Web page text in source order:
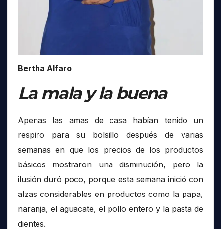
Bertha Alfaro
La mala y la buena
Apenas las amas de casa habían tenido un
respiro para su bolsillo después de varias
semanas en que los precios de los productos
básicos mostraron una disminución, pero la
ilusión duró poco, porque esta semana inició con
alzas considerables en productos como la papa,
naranja, el aguacate, el pollo entero y la pasta de
dientes.